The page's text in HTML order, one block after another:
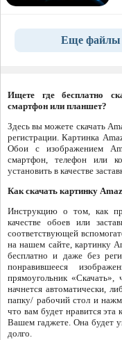
Еще файлы
Ищете где бесплатно
смартфон или планшет?
Здесь вы можете скачать
регистрации. Картинка
Обои с изображением
смартфон, телефон или
установить в качестве
Как скачать картинку
Инструкцию о том, как
качестве обоев или
соответствующей
на нашем сайте, картинку
бесплатно и даже без
понравившееся
прямоугольник «Скачать»,
начнется автоматически,
папку/ рабочий стол и
что вам будет нравится эта
Вашем гаджете. Она будет
долго.